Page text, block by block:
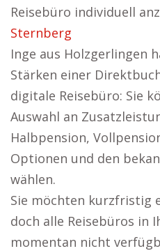
Reisebüro individuell
Sternberg
Inge aus Holzgerlingen
Stärken einer
digitale Reisebüro: Sie
Auswahl an
Halbpension,
Optionen und den
wählen.
Sie möchten kurzfristig
doch alle Reisebüros in
momentan nicht